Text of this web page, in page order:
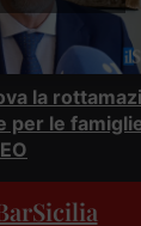
la
per le